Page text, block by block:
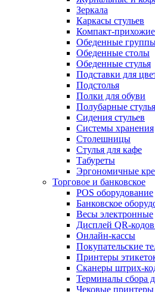
Зеркала
Каркасы стульев
Компакт-прихожие
Обеденные
Обеденные столы
Обеденные стулья
Подставки для
Подстолья
Полки для обуви
Полубарные стулья
Сидения стульев
Системы хранения
Столешницы
Стулья для кафе
Табуреты
Эргономичные
Торговое и банковское
POS оборудование
Банковское
Весы электронные
Дисплей QR-
Онлайн-кассы
Покупательские
Принтеры
Сканеры штрих-
Терминалы сбора
Чековые принтеры